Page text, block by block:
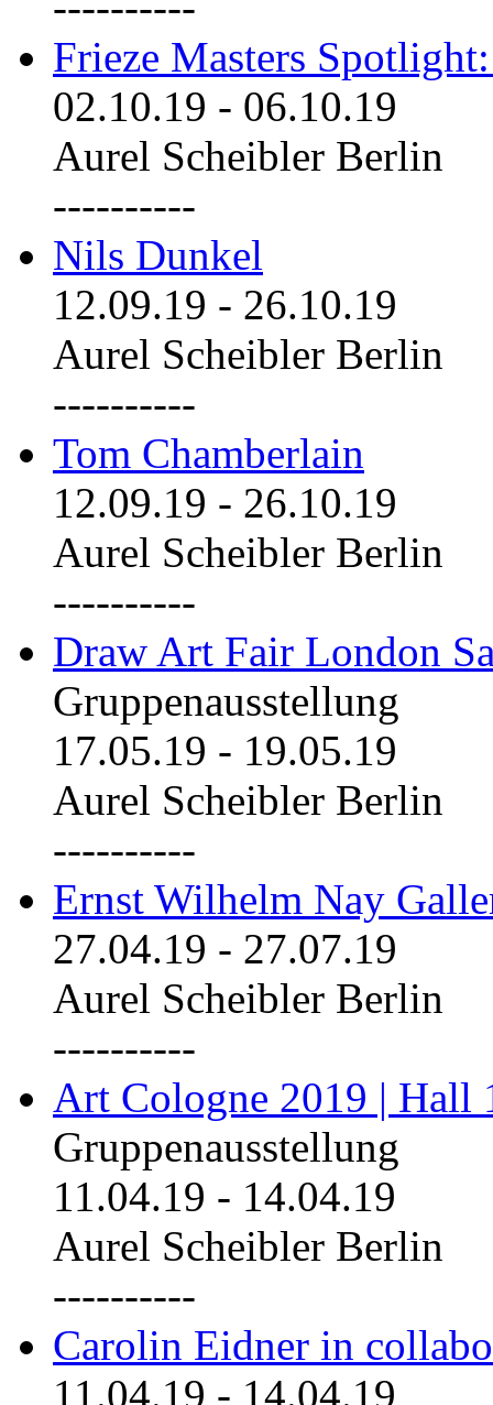
Frieze Masters
02.10.19 - 06.10.19
Aurel Scheibler Berlin
----------
Nils Dunkel
12.09.19 - 26.10.19
Aurel Scheibler Berlin
----------
Tom Chamberlain
12.09.19 - 26.10.19
Aurel Scheibler Berlin
----------
Draw Art Fair London
Gruppenausstellung
17.05.19 - 19.05.19
Aurel Scheibler Berlin
----------
Ernst Wilhelm Nay
27.04.19 - 27.07.19
Aurel Scheibler Berlin
----------
Art Cologne 2019 | Hall
Gruppenausstellung
11.04.19 - 14.04.19
Aurel Scheibler Berlin
----------
Carolin Eidner in
11.04.19 - 14.04.19